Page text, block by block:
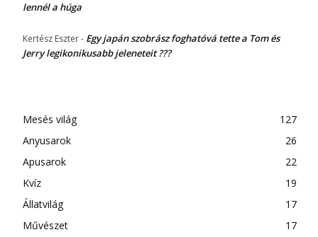
lennél a húga
Kertész Eszter- Egy japán szobrász foghatóvá tette a Tom és
Jerry legikonikusabb jeleneteit ???
Mesés világ
127
Anyusarok
26
Apusarok
22
Kvíz
19
Állatvilág
17
Művészet
17